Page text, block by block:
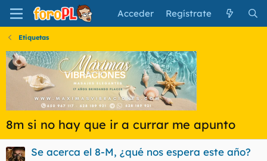
Acceder Regístrate
Etiquetas
8m si no hay que ir a currar me apunto
Se acerca el 8-M, ¿qué nos espera este año?